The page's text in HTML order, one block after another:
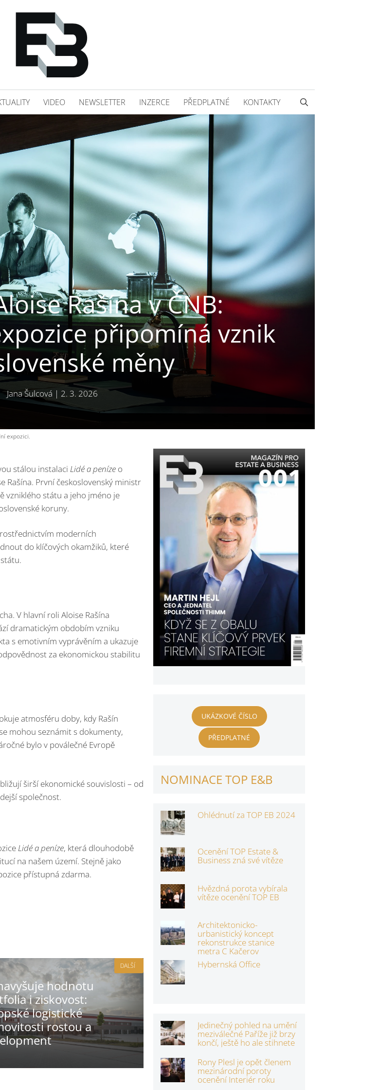
VIDEO NEWSLETTER INZERCE PŘEDPLATNÉ KONTAKTY
Rašína v ČNB:
připomíná vznik
měny
Jana Šulcová | 2. 3. 2026
expozici.
stálou instalaci Lidé a peníze o
Rašína. První československý ministr
vzniklého státu a jeho jméno je
koruny.
moderních
do klíčových okamžiků, které
V hlavní roli Aloise Rašína
dramatickým obdobím vzniku
s emotivním vyprávěním a ukazuje
za ekonomickou stabilitu
atmosféru doby, kdy Rašín
mohou seznámit s dokumenty,
bylo v poválečné Evropě
širší ekonomické souvislosti – od
společnost.
Lidé a peníze, která dlouhodobě
na našem území. Stejně jako
přístupná zdarma.
hodnotu
i ziskovost:
logistické
rostou a
DALŠÍ
UKÁZKOVÉ ČÍSLO
PŘEDPLATNÉ
NOMINACE TOP E&B
Ohlédnutí za TOP EB 2024
Ocenění TOP Estate &
Business zná své vítěze
Hvězdná porota vybírala
vítěze ocenění TOP EB
Architektonicko-
urbanistický koncept
rekonstrukce stanice
metra C Kačerov
Hybernská Office
Jedinečný pohled na umění
meziválečné Paříže již brzy
končí, ještě ho ale stihnete
Rony Plesl je opět členem
mezinárodní poroty
ocenění Interiér roku